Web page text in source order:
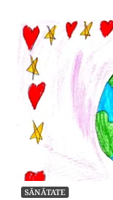
SĂNĂTATE